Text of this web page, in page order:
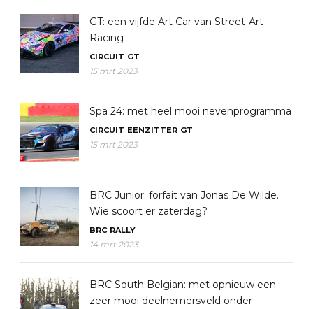
GT: een vijfde Art Car van Street-Art
Racing
CIRCUIT GT
15 mrt 2023
Spa 24: met heel mooi nevenprogramma
CIRCUIT EENZITTER GT
15 mrt 2023
BRC Junior: forfait van Jonas De Wilde.
Wie scoort er zaterdag?
BRC RALLY
14 mrt 2023
BRC South Belgian: met opnieuw een
zeer mooi deelnemersveld onder